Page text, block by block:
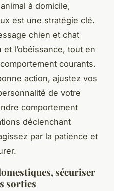
à domicile,
est une stratégie clé.
chien et chat
l’obéissance, tout en
courants.
action, ajustez vos
de votre
comportement
déclenchant
par la patience et
sécuriser
sorties